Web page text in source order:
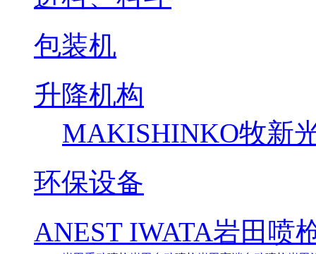
包装机
升降机构
MAKISHINKO牧新
环保设备
ANEST IWATA岩田喷